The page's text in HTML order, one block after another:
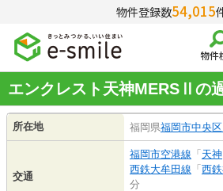
物件登録数54,015
物件
エンクレスト天神MERSⅡの
所在地 福岡県福岡市中央区
交通
福岡市空港線 「天神
西鉄大牟田線 「西鉄
分